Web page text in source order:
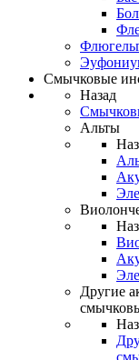
Смычковые
Назад
Альты
Другие